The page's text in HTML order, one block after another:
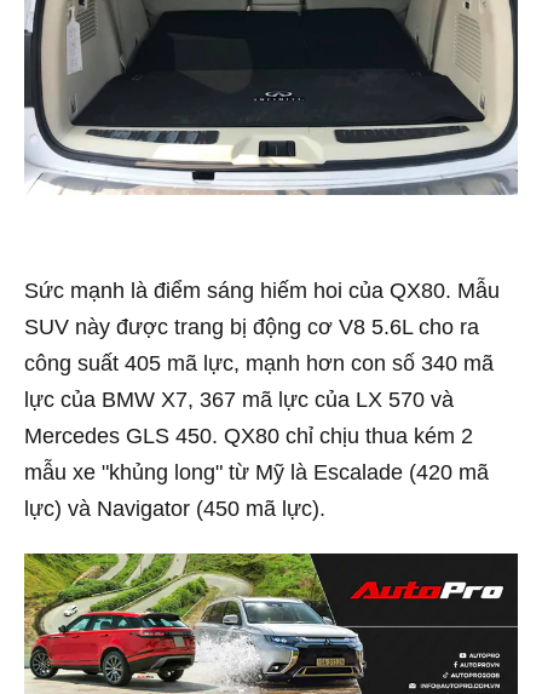
Sức mạnh là điểm sáng hiếm hoi của QX80. Mẫu
SUV này được trang bị động cơ V8 5.6L cho ra
công suất 405 mã lực, mạnh hơn con số 340 mã
lực của BMW X7, 367 mã lực của LX 570 và
Mercedes GLS 450. QX80 chỉ chịu thua kém 2
mẫu xe "khủng long" từ Mỹ là Escalade (420 mã
lực) và Navigator (450 mã lực).